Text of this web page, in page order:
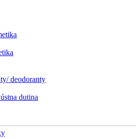
deodoranty
dutina